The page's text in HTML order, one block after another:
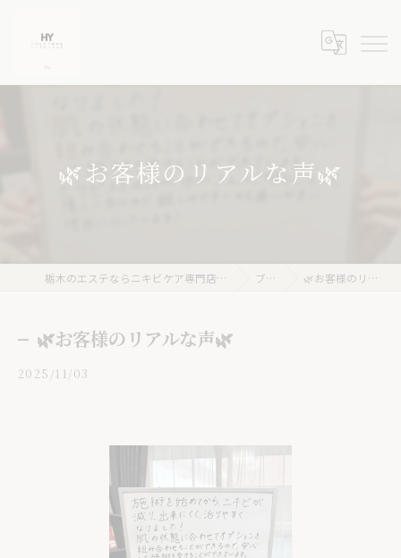
🌿お客様のリアルな声🌿
栃木のエステならニキビケア専門店 ハーブピーリングHY ブログ 🌿お客様のリアルな声🌿
🌿お客様のリアルな声🌿
2025/11/03